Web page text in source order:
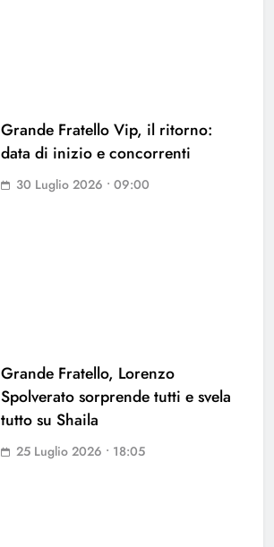
Grande Fratello Vip, il ritorno:
data di inizio e concorrenti
30 Luglio 2026 • 09:00
Grande Fratello, Lorenzo
Spolverato sorprende tutti e svela
tutto su Shaila
25 Luglio 2026 • 18:05